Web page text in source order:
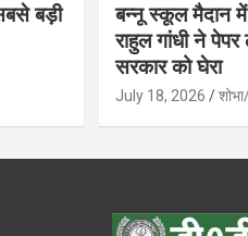
बड़ी
बन्नू स्कूल मैदान
राहुल गांधी ने
सरकार को घेरा
July 18, 2026